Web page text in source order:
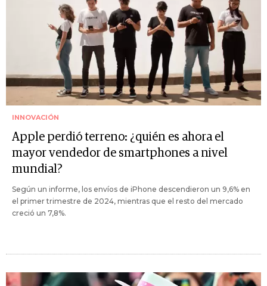
INNOVACIÓN
Apple perdió terreno: ¿quién es ahora el
mayor vendedor de smartphones a nivel
mundial?
Según un informe, los envíos de iPhone descendieron un 9,6% en
el primer trimestre de 2024, mientras que el resto del mercado
creció un 7,8%.